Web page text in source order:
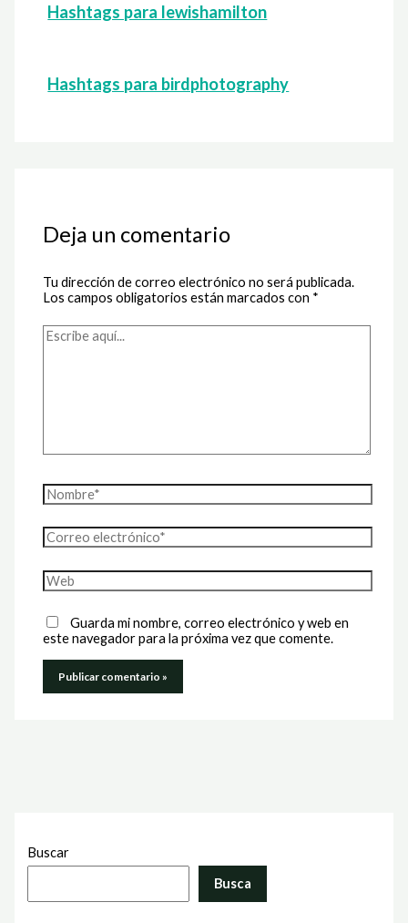
Hashtags para lewishamilton
Hashtags para birdphotography
Deja un comentario
Tu dirección de correo electrónico no será publicada.
Los campos obligatorios están marcados con *
Escribe
Nombre*
Correo
electrónico*
Web
Guarda mi nombre, correo electrónico y web en
este navegador para la próxima vez que comente.
Buscar
Busca